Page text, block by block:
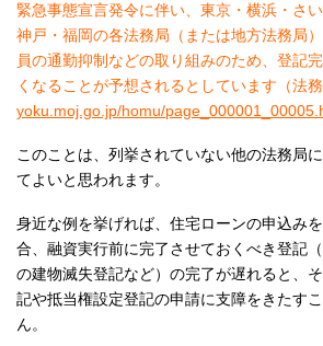
緊急事態宣言発令に伴い、東京・横浜・さ
神戸・福岡の各法務局（または地方法務局
員の通勤抑制などの取り組みのため、登記
くなることが予想されるとしています（法
yoku.moj.go.jp/homu/
このことは、列挙されていない他の法務局
てよいと思われます。
身近な例を挙げれば、住宅ローンの申込み
合、融資実行前に完了させておくべき登記
の建物滅失登記など）の完了が遅れると、
記や抵当権設定登記の申請に支障をきたす
ん。